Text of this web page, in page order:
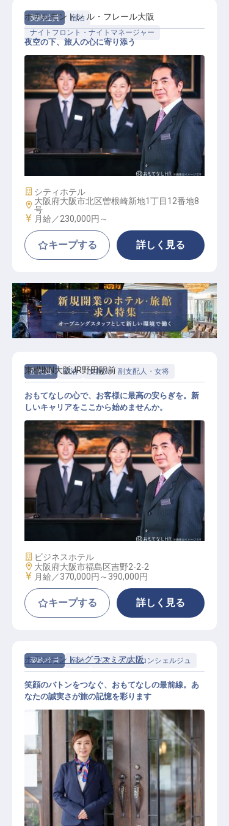
契約社員
宿泊
ナイトフロント・ナイトマネージャー
フロントナイトスタッフ
ホテルモントレ ル・フレール大阪
夜空の下、旅人の心に寄り添う
施設業態
シティホテル
勤務地
大阪府大阪市北区曽根崎新地1丁目12番地8
号
給与
月給／230,000円～
キープする 詳しく見る
正社員 宿泊 支配人・副支配人・女将
支配人候補（東横INN大阪JR野田駅
前）
東横INN大阪JR野田駅前
おもてなしの心で、お客様に最高の安らぎを。新
しいキャリアをここから始めませんか。
施設業態
ビジネスホテル
勤務地
大阪府大阪市福島区吉野2-2-2
給与
月給／370,000円～ 390,000円
キープする 詳しく見る
契約社員 宿泊 ドア・ベル・コンシェルジュ
ベルスタッフ
ホテルモントレグラスミア大阪
笑顔のバトンをつなぐ、おもてなしの最前線。あ
なたの誠実さが旅の記憶を彩ります